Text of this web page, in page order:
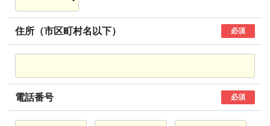
住所（市区町村名以下） 必須
電話番号 必須